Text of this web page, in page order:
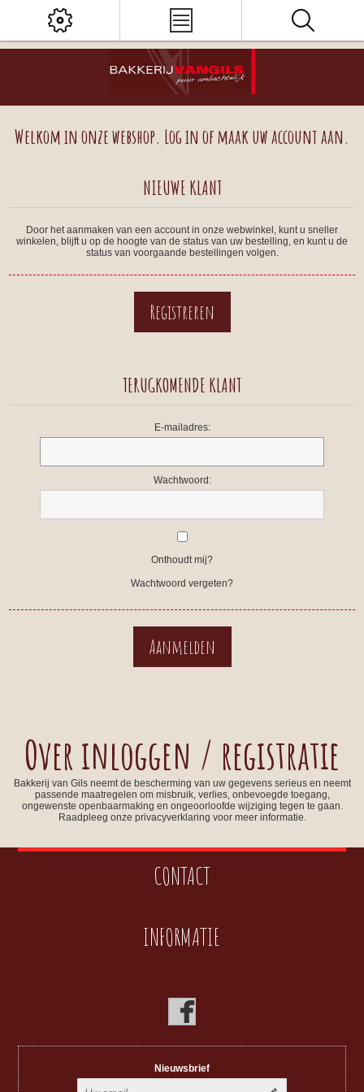
Welkom in onze webshop. Log in of maak uw account aan.
NIEUWE KLANT
Door het aanmaken van een account in onze webwinkel, kunt u sneller
winkelen, blijft u op de hoogte van de status van uw bestelling, en kunt u de
status van voorgaande bestellingen volgen.
TERUGKOMENDE KLANT
E-mailadres:
Wachtwoord:
Onthoudt mij?
Wachtwoord vergeten?
Over inloggen / registratie
Bakkerij van Gils neemt de bescherming van uw gegevens serieus en neemt
passende maatregelen om misbruik, verlies, onbevoegde toegang,
ongewenste openbaarmaking en ongeoorloofde wijziging tegen te gaan.
Raadpleeg onze privacyverklaring voor meer informatie.
CONTACT
INFORMATIE
Nieuwsbrief